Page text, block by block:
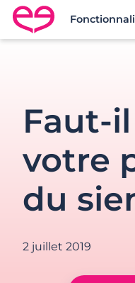
Rencontre en France
Faut-
votre
du
2 juillet 2019